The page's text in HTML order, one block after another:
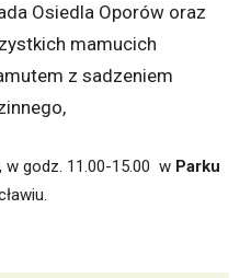
Osiedla Oporów oraz
mamucich
z sadzeniem
w godz. 11.00-15.00 w Parku